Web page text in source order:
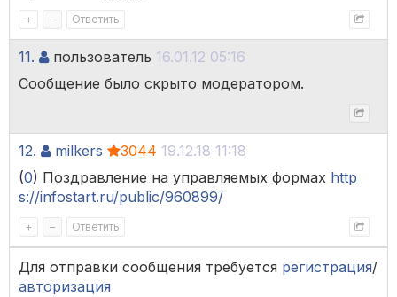
+ – Ответить
11. пользователь 16.01.12 05:16
Сообщение было скрыто модератором.
12. milkers 3044 19.12.18 11:18
(0) Поздравление на управляемых формах http
s://infostart.ru/public/960899/
+ – Ответить
Для отправки сообщения требуется регистрация/
авторизация